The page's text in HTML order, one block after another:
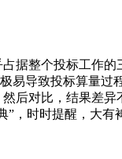
据整个投标工作
易导致投标算量过
后对比，结果差
，时时提醒，大有